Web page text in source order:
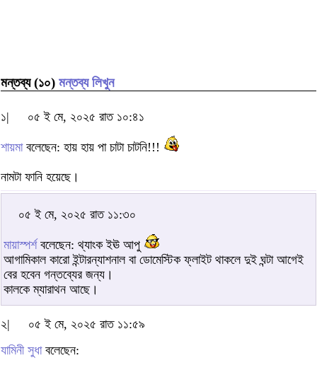
মন্তব্য (১০) মন্তব্য লিখুন
১| ০৫ ই মে, ২০২৫ রাত ১০:৪১
শায়মাবলেছেন: হায় হায় পা চাটা চাটনি!!!
নামটা ফানি হয়েছে।
০৫ ই মে, ২০২৫ রাত ১১:৩০
মায়াস্পর্শবলেছেন: থ্যাংক ইঊ আপু
আগামিকাল কারো ইন্টারন্যাশনাল বা ডোমেস্টিক ফ্লাইট থাকলে দুই ঘন্টা আগেই
বের হবেন গন্তব্যের জন্য।
কালকে ম্যারাথন আছে।
২|
০৫ ই মে, ২০২৫ রাত ১১:৫৯
যামিনী সুধাবলেছেন: